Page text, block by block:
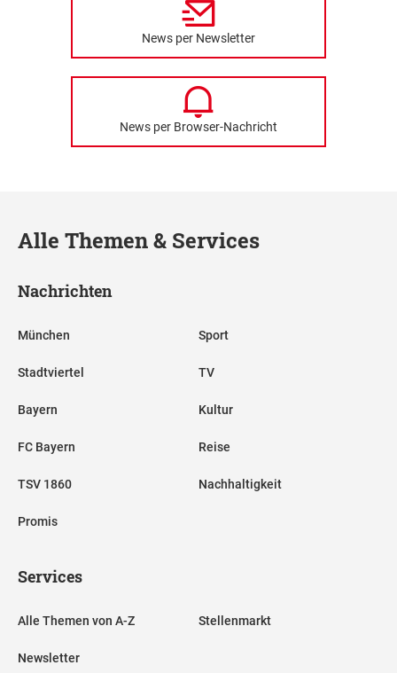
News per Newsletter
News per Browser-Nachricht
Alle Themen & Services
Nachrichten
München
Stadtviertel
Bayern
FC Bayern
TSV 1860
Promis
Sport
TV
Kultur
Reise
Nachhaltigkeit
Services
Alle Themen von A-Z
Newsletter
Stellenmarkt